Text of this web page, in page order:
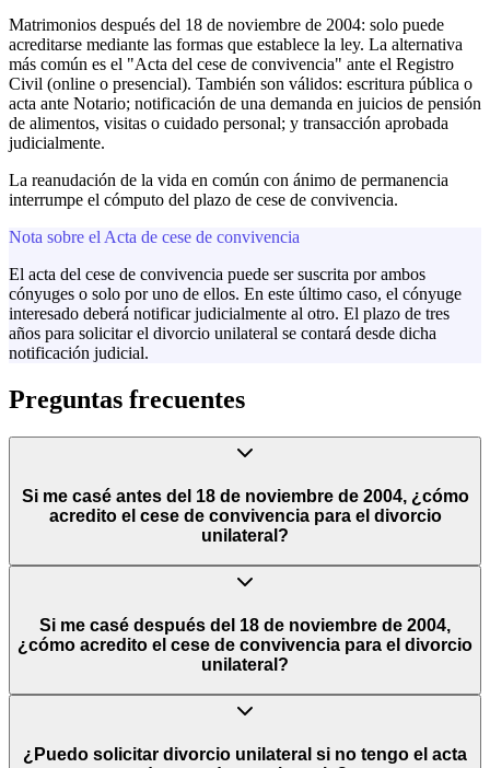
Matrimonios después del 18 de noviembre de 2004: solo puede
acreditarse mediante las formas que establece la ley. La alternativa
más común es el "Acta del cese de convivencia" ante el Registro
Civil (online o presencial). También son válidos: escritura pública o
acta ante Notario; notificación de una demanda en juicios de pensión
de alimentos, visitas o cuidado personal; y transacción aprobada
judicialmente.
La reanudación de la vida en común con ánimo de permanencia
interrumpe el cómputo del plazo de cese de convivencia.
Nota sobre el Acta de cese de convivencia
El acta del cese de convivencia puede ser suscrita por ambos
cónyuges o solo por uno de ellos. En este último caso, el cónyuge
interesado deberá notificar judicialmente al otro. El plazo de tres
años para solicitar el divorcio unilateral se contará desde dicha
notificación judicial.
Preguntas frecuentes
Si me casé antes del 18 de noviembre de 2004, ¿cómo
acredito el cese de convivencia para el divorcio
unilateral?
El cese de convivencia puede acreditarse por cualquier medio de
mediación, juicios de familia previos, certificados de residencia o
boletas de servicios básicos de distintos domicilios. La ley otorga
amplia libertad probatoria para demostrar los tres años de cese de
convivencia requeridos.
Si me casé después del 18 de noviembre de 2004,
¿cómo acredito el cese de convivencia para el divorcio
unilateral?
El cese de convivencia solo puede acreditarse mediante las formas
convivencia" ante el Registro Civil (online o presencial). También
¿Puedo solicitar divorcio unilateral si no tengo el acta